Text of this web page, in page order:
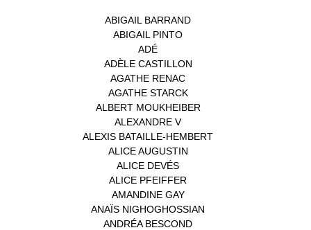
ABIGAIL BARRAND
ABIGAIL PINTO
ADÉ
ADÈLE CASTILLON
AGATHE RENAC
AGATHE STARCK(1)
ALBERT MOUKHEIBER
ALEXANDRE V(1)
ALEXIS BATAILLE-HEMBERT
ALICE AUGUSTIN
ALICE DEVÉS
ALICE PFEIFFER
AMANDINE GAY(1)
ANAÏS NIGHOGHOSSIAN
ANDRÉA BESCOND